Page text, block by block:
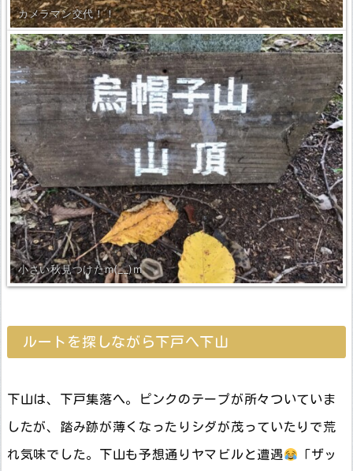
カメラマン交代！！
小さい秋見つけたm(__)m
ルートを探しながら下戸へ下山
下山は、下戸集落へ。ピンクのテープが所々ついていま
したが、踏み跡が薄くなったりシダが茂っていたりで荒
れ気味でした。下山も予想通りヤマビルと遭遇 「ザッ